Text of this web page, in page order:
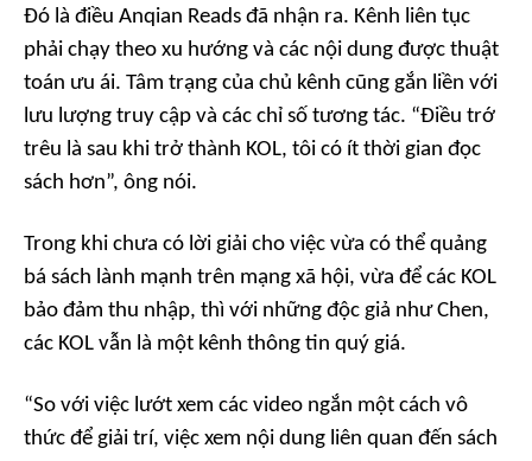
Đó là điều Anqian Reads đã nhận ra. Kênh liên tục
phải chạy theo xu hướng và các nội dung được thuật
toán ưu ái. Tâm trạng của chủ kênh cũng gắn liền với
lưu lượng truy cập và các chỉ số tương tác. “Điều trớ
trêu là sau khi trở thành KOL, tôi có ít thời gian đọc
sách hơn”, ông nói.
Trong khi chưa có lời giải cho việc vừa có thể quảng
bá sách lành mạnh trên mạng xã hội, vừa để các KOL
bảo đảm thu nhập, thì với những độc giả như Chen,
các KOL vẫn là một kênh thông tin quý giá.
“So với việc lướt xem các video ngắn một cách vô
thức để giải trí, việc xem nội dung liên quan đến sách